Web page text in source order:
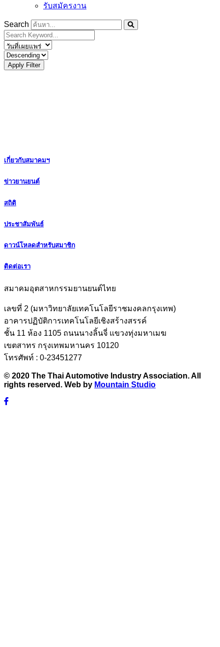
รับสมัครงาน
Search
Apply Filter
เกี่ยวกับสมาคมฯ
ข่าวยานยนต์
สถิติ
ประชาสัมพันธ์
ดาวน์โหลดสำหรับสมาชิก
ติดต่อเรา
สมาคมอุตสาหกรรมยานยนต์ไทย
เลขที่ 2 (มหาวิทยาลัยเทคโนโลยีราชมงคลกรุงเทพ)
อาคารปฏิบัติการเทคโนโลยีเชิงสร้างสรรค์
ชั้น 11 ห้อง 1105 ถนนนางลิ้นจี่ แขวงทุ่งมหาเมฆ
เขตสาทร กรุงเทพมหานคร 10120
โทรศัพท์ : 0-23451277
© 2020 The Thai Automotive Industry Association. All
rights reserved. Web by Mountain Studio